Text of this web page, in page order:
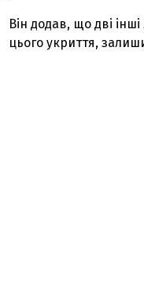
Він додав, що дві
цього укриття,